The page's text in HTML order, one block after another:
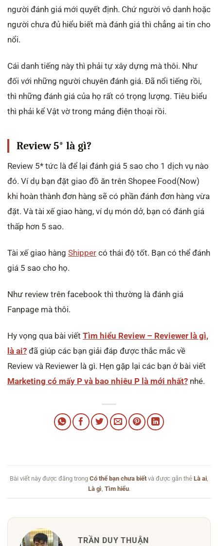
người đánh giá mới quyết định. Chứ người vô danh hoặc
người chưa đủ hiểu biết mà đánh giá thì chẳng ai tin cho
nổi.
Cái danh tiếng này thì phải tự xây dựng mà thôi. Như
đối với những người chuyên đánh giá. Đã nổi tiếng rồi,
thì những đánh giá của họ rất có trọng lượng. Tiêu biểu
thì phải kể Vật vờ trong mảng điện thoại rồi.
Review 5* là gì?
Review 5* tức là để lại đánh giá 5 sao cho 1 dịch vụ nào
đó. Ví dụ bạn đặt giao đồ ăn trên Shopee Food(Now)
khi hoàn thành đơn hàng sẽ có phần đánh đơn hàng vừa
đặt. Và tài xế giao hàng, ví dụ món dở, bạn có đánh giá
thấp hơn 5 sao.
Tài xế giao hàng Shipper có thái độ tốt. Bạn có thể đánh
giá 5 sao cho họ.
Như review trên facebook thì thường là đánh giá
Fanpage mà thôi.
Hy vọng qua bài viết Tìm hiểu Review – Reviewer là gì,
là ai? đã giúp các bạn giải đáp được thắc mắc về
Review và Reviewer là gì. Hẹn gặp lại các bạn ở bài viết
Marketing có mấy P và bao nhiêu P là mới nhất? nhé.
Bài viết này được đăng trong Có thể bạn chưa biếtvà được gắn thẻ Là ai,
Là gì, Tìm hiểu.
TRẦN DUY THUẬN